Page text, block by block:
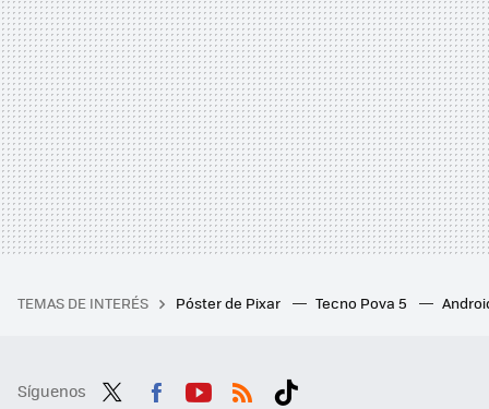
TEMAS DE INTERÉS Póster de Pixar Tecno Pova 5
Síguenos